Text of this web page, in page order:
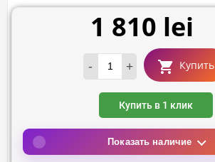
1 810 lei
- + Купить
Купить в 1 клик
Показать наличие